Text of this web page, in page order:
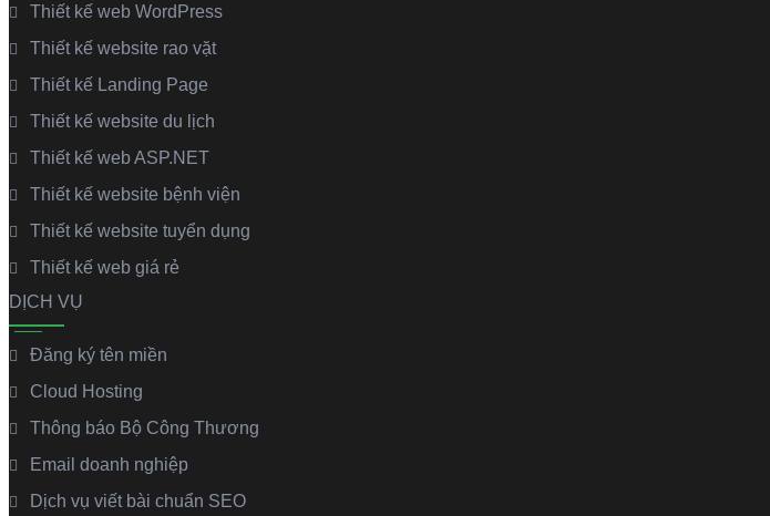
Thiết kế web WordPress
Thiết kế website rao vặt
Thiết kế Landing Page
Thiết kế website du lịch
Thiết kế web ASP.NET
Thiết kế website bệnh viện
Thiết kế website tuyển dụng
Thiết kế web giá rẻ
DỊCH VỤ
Đăng ký tên miền
Cloud Hosting
Thông báo Bộ Công Thương
Email doanh nghiệp
Dịch vụ viết bài chuẩn SEO